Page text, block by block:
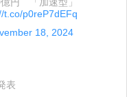
t.co/p0reP7dEFq
18, 2024
表